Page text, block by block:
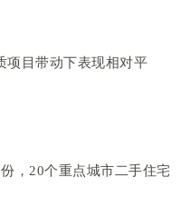
项目带动下表现相对平
，20个重点城市二手住宅